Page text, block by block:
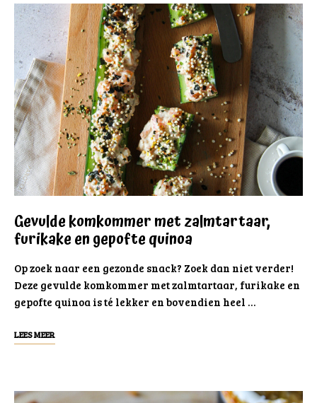
Gevulde komkommer met zalmtartaar,
furikake en gepofte quinoa
Op zoek naar een gezonde snack? Zoek dan niet verder!
Deze gevulde komkommer met zalmtartaar, furikake en
gepofte quinoa is té lekker en bovendien heel …
LEES MEER